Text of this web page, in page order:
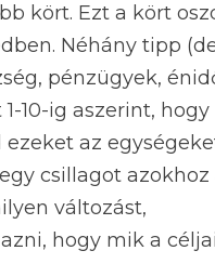
kört. Ezt a kört
Néhány tipp
pénzügyek,
10-ig aszerint, hogy
az
csillagot azokhoz
változást,
hogy mik a